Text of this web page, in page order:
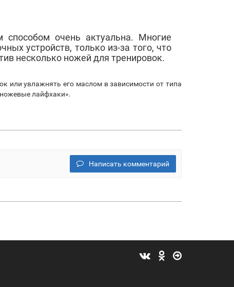
очень актуальна. Многие
устройств, только из-за того, что
несколько ножей для тренировок.
или увлажнять его маслом в зависимости от типа
лайфхаки».
Написать комментарий